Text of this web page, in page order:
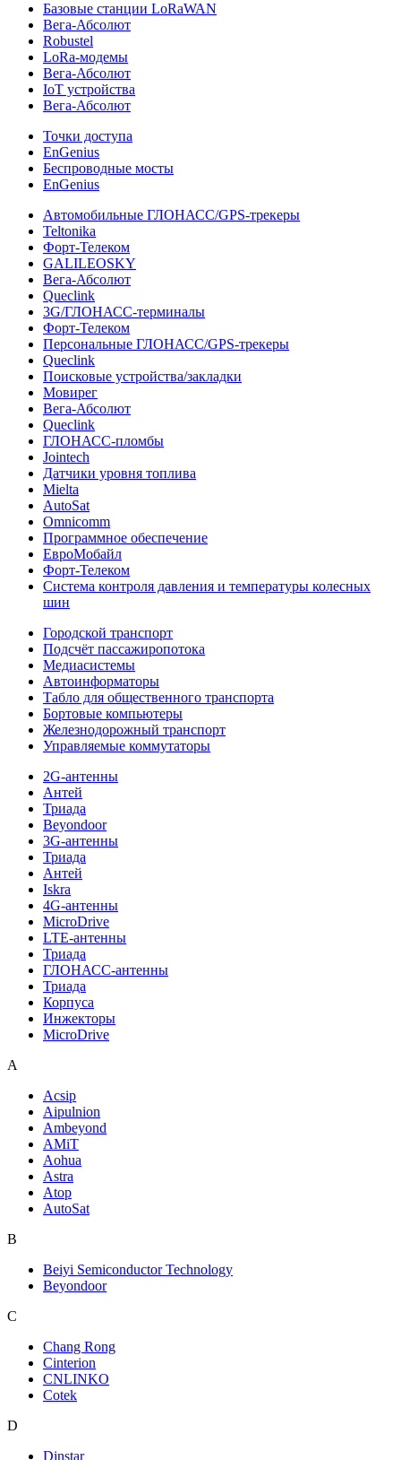
Базовые станции LoRaWAN
Вега-Абсолют
Robustel
LoRa-модемы
Вега-Абсолют
IoT устройства
Вега-Абсолют
Точки доступа
EnGenius
Беспроводные мосты
EnGenius
Автомобильные ГЛОНАСС/GPS-трекеры
Teltonika
Форт-Телеком
GALILEOSKY
Вега-Абсолют
Queclink
3G/ГЛОНАСС-терминалы
Форт-Телеком
Персональные ГЛОНАСС/GPS-трекеры
Queclink
Поисковые устройства/закладки
Мовирег
Вега-Абсолют
Queclink
ГЛОНАСС-пломбы
Jointech
Датчики уровня топлива
Mielta
AutoSat
Omnicomm
Программное обеспечение
ЕвроМобайл
Форт-Телеком
Система контроля давления и температуры колесных
шин
Городской транспорт
Подсчёт пассажиропотока
Медиасистемы
Автоинформаторы
Табло для общественного транспорта
Бортовые компьютеры
Железнодорожный транспорт
Управляемые коммутаторы
2G-антенны
Антей
Триада
Beyondoor
3G-антенны
Триада
Антей
Iskra
4G-антенны
MicroDrive
LTE-антенны
Триада
ГЛОНАСС-антенны
Триада
Корпуса
Инжекторы
MicroDrive
A
Acsip
Aipulnion
Ambeyond
AMiT
Aohua
Astra
Atop
AutoSat
B
Beiyi Semiconductor Technology
Beyondoor
C
Chang Rong
Cinterion
CNLINKO
Cotek
D
Dinstar